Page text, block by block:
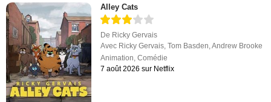
Alley Cats
De Ricky Gervais
Avec Ricky Gervais ,Tom Basden ,Andrew Brooke
Animation ,Comédie
7 août 2026 sur Netflix